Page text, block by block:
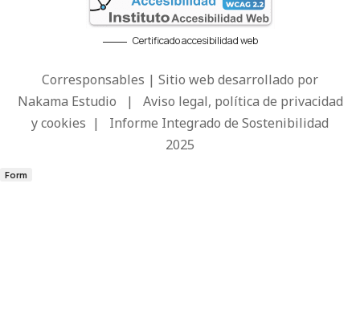
Certificado accesibilidad web
Corresponsables | Sitio web desarrollado por
Nakama Estudio | Aviso legal, política de privacidad
y cookies | Informe Integrado de Sostenibilidad
2025
Form